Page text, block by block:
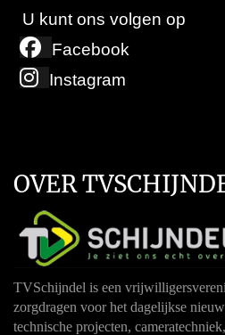
U kunt ons volgen op
Facebook
Instagram
OVER
TVSchijndel is een
zorgdragen voor het dagelijkse
technische projecten,